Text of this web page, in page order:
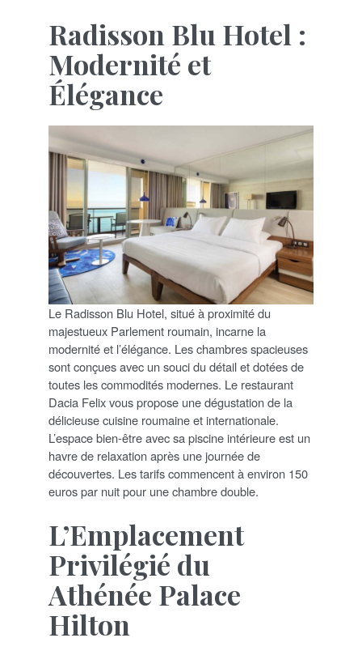
Radisson Blu Hotel :
Modernité et
Élégance
Le Radisson Blu Hotel, situé à proximité du
majestueux Parlement roumain, incarne la
modernité et l’élégance. Les chambres spacieuses
sont conçues avec un souci du détail et dotées de
toutes les commodités modernes. Le restaurant
Dacia Felix vous propose une dégustation de la
délicieuse cuisine roumaine et internationale.
L’espace bien-être avec sa piscine intérieure est un
havre de relaxation après une journée de
découvertes. Les tarifs commencent à environ 150
euros par nuit pour une chambre double.
L’Emplacement
Privilégié du
Athénée Palace
Hilton